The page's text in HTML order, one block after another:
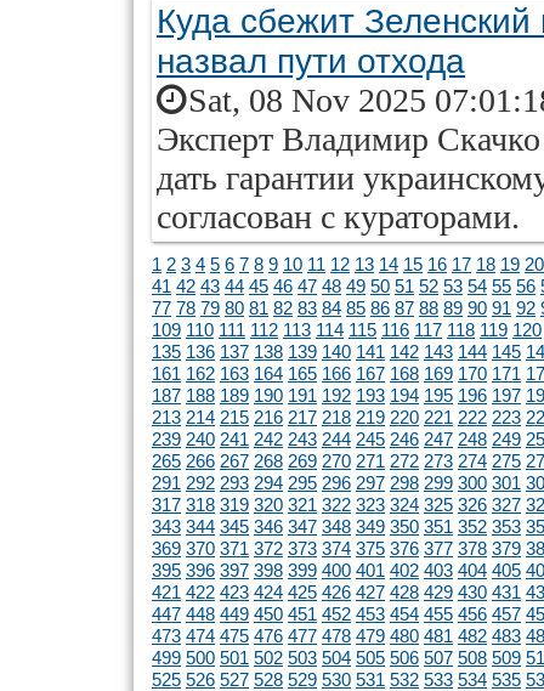
Куда сбежит
назвал пути отхода
Sat, 08 Nov 2025
Эксперт Владимир
дать гарантии
согласован с кураторами.
1 2 3 4 5 6 7 8 9 10 11 12 13 14 15 16 17 18 19 20
41 42 43 44 45 46 47 48 49 50 51 52 53 54 55 56
77 78 79 80 81 82 83 84 85 86 87 88 89 90 91 92
109 110 111 112 113 114 115 116 117 118 119 120
135 136 137 138 139 140 141 142 143 144 145
161 162 163 164 165 166 167 168 169 170 171
187 188 189 190 191 192 193 194 195 196 197
213 214 215 216 217 218 219 220 221 222 223
239 240 241 242 243 244 245 246 247 248 249
265 266 267 268 269 270 271 272 273 274 275
291 292 293 294 295 296 297 298 299 300 301
317 318 319 320 321 322 323 324 325 326 327
343 344 345 346 347 348 349 350 351 352 353
369 370 371 372 373 374 375 376 377 378 379
395 396 397 398 399 400 401 402 403 404 405
421 422 423 424 425 426 427 428 429 430 431
447 448 449 450 451 452 453 454 455 456 457
473 474 475 476 477 478 479 480 481 482 483
499 500 501 502 503 504 505 506 507 508 509
525 526 527 528 529 530 531 532 533 534 535